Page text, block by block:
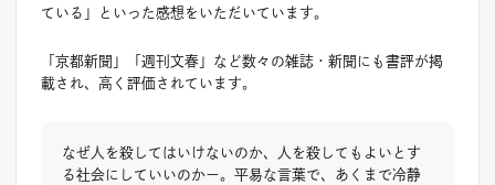
ている」といった感想をいただいています。
「京都新聞」「週刊文春」など数々の雑誌・新聞にも書評が掲
載され、高く評価されています。
なぜ人を殺してはいけないのか、人を殺してもよいとす
る社会にしていいのかー。平易な言葉で、あくまで冷静